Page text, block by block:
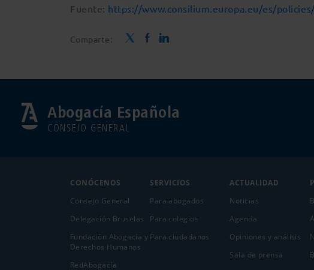
Fuente: https://www.consilium.europa.eu/es/
Comparte:
Abogacía Española
CONSEJO GENERAL
CONÓCENOS
Consejo General
Delegación Bruselas
Fundación Abogacía y
Derechos Humanos
RedAbogacía
SERVICIOS
Para abogados
Para colegios
Para ciudadanos
ACTUALIDAD
Noticias
Agenda
Opiniones y análisis
Sala de prensa